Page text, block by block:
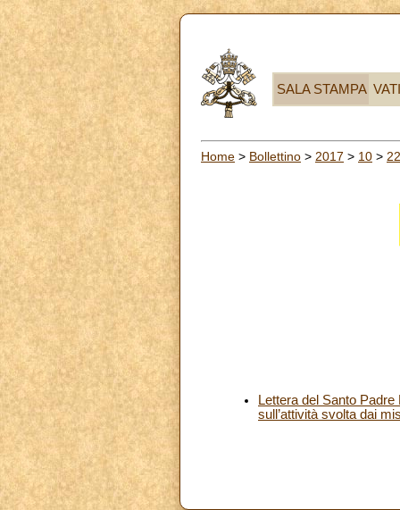
SALA STAMPA
Home > Bollettino > 2017 > 10 > 22
Lettera del Santo
sull’attività svolta dai